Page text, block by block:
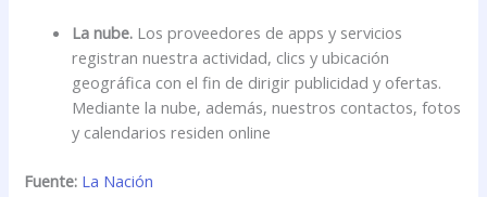
La nube. Los proveedores de apps y servicios
registran nuestra actividad, clics y ubicación
geográfica con el fin de dirigir publicidad y ofertas.
Mediante la nube, además, nuestros contactos, fotos
y calendarios residen online
Fuente: La Nación